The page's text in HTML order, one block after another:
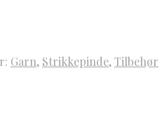
Garn, Strikkepinde, Tilbehør